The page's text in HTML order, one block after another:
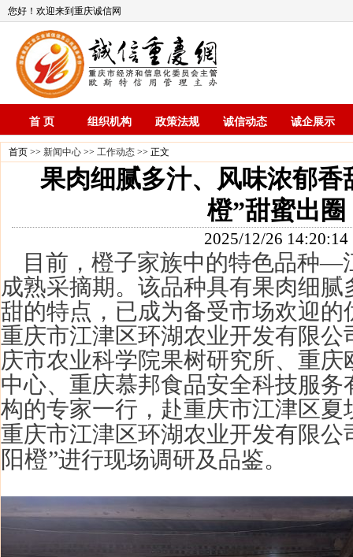
您好！欢迎来到重庆诚信网
首 页 组织机构 政策法规 诚信动态 诚企展示
首页 >> 新闻中心 >> 工作动态 >> 正文
果肉细腻多汁、风味浓郁香
橙”甜蜜出圈
2025/12/26 14:20:14
目前，橙子家族中的特色品种—
成熟采摘期。该品种具有果肉细
甜的特点，已成为备受市场欢迎的
重庆市江津区环湖农业开发有限公
庆市农业科学院果树研究所、重庆
中心、重庆慕邦食品安全科技服务
构的专家一行，赴重庆市江津区夏
重庆市江津区环湖农业开发有限公
阳橙”进行现场调研及品鉴。